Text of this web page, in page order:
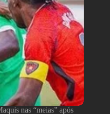
nas “meias” após